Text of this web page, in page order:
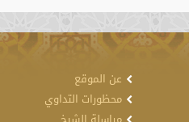
عن الموقع
محظورات التداوي